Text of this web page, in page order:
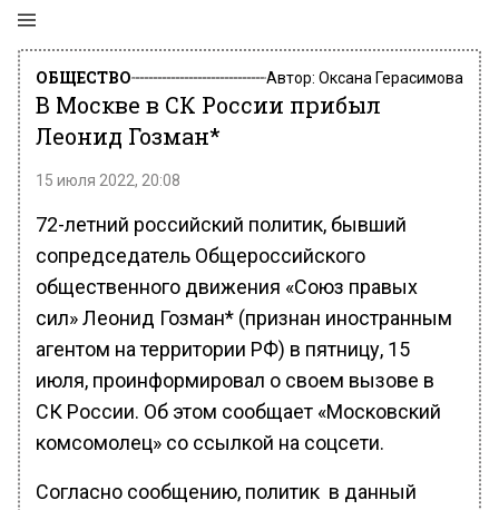
ОБЩЕСТВО Автор: Оксана Герасимова
В Москве в СК России прибыл
Леонид Гозман*
15 июля 2022, 20:08
72-летний российский политик, бывший
сопредседатель Общероссийского
общественного движения «Союз правых
сил» Леонид Гозман* (признан иностранным
агентом на территории РФ) в пятницу, 15
июля, проинформировал о своем вызове в
СК России. Об этом сообщает «Московский
комсомолец» со ссылкой на соцсети.
Согласно сообщению, политик в данный